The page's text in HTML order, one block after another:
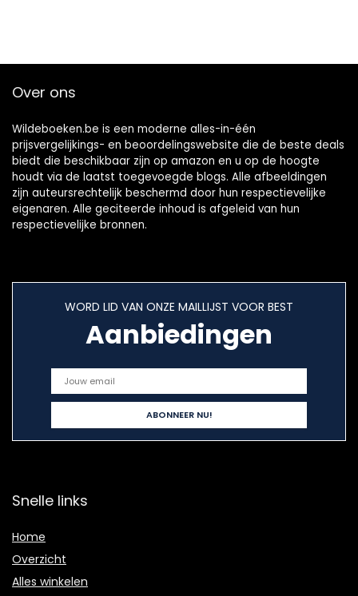
Over ons
Wildeboeken.be is een moderne alles-in-één
prijsvergelijkings- en beoordelingswebsite die de beste deals
biedt die beschikbaar zijn op amazon en u op de hoogte
houdt via de laatst toegevoegde blogs. Alle afbeeldingen
zijn auteursrechtelijk beschermd door hun respectievelijke
eigenaren. Alle geciteerde inhoud is afgeleid van hun
respectievelijke bronnen.
WORD LID VAN ONZE MAILLIJST VOOR BEST
Aanbiedingen
Snelle links
Home
Overzicht
Alles winkelen